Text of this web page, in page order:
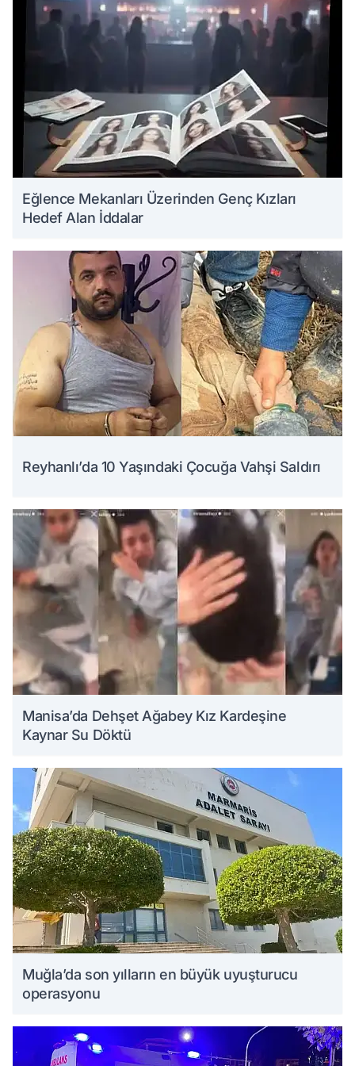
Eğlence Mekanları Üzerinden Genç Kızları
Hedef Alan İddalar
Reyhanlı’da 10 Yaşındaki Çocuğa Vahşi Saldırı
Manisa’da Dehşet Ağabey Kız Kardeşine
Kaynar Su Döktü
Muğla’da son yılların en büyük uyuşturucu
operasyonu